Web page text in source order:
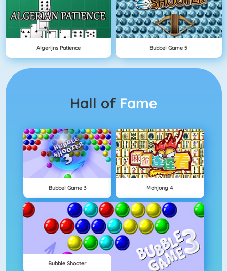
Algerijns Patience Bubbel Game 5
Hall of Fame
Bubbel Game 3 Mahjong 4
Bubble Shooter